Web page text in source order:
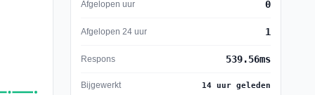
Afgelopen uur 0
Afgelopen 24 uur 1
Respons 539.56ms
Bijgewerkt 14 uur geleden